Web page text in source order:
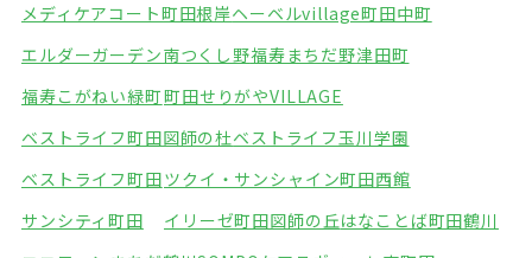
メディケアコート町田根岸ヘーベルvillage町田中町
エルダーガーデン南つくし野福寿まちだ野津田町
福寿こがねい緑町町田せりがやVILLAGE
ベストライフ町田図師の杜ベストライフ玉川学園
ベストライフ町田ツクイ・サンシャイン町田西館
サンシティ町田
イリーゼ町田図師の丘はなことば町田鶴川